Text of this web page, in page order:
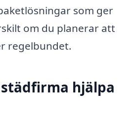
som ger
om du planerar att
regelbundet.
hjälpa